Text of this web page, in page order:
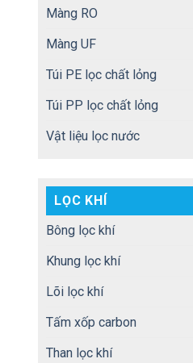
Màng RO
Màng UF
Túi PE lọc chất lỏng
Túi PP lọc chất lỏng
Vật liệu lọc nước
LỌC KHÍ
Bông lọc khí
Khung lọc khí
Lõi lọc khí
Tấm xốp carbon
Than lọc khí